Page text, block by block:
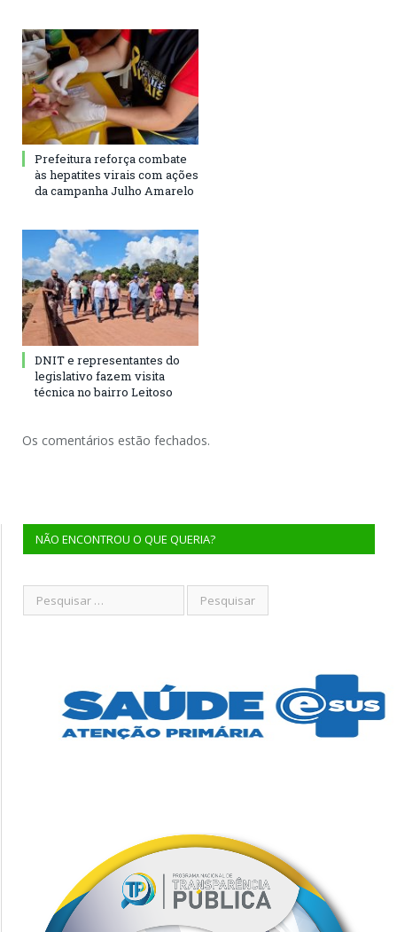
Prefeitura reforça combate
às hepatites virais com ações
da campanha Julho Amarelo
DNIT e representantes do
legislativo fazem visita
técnica no bairro Leitoso
Os comentários estão fechados.
NÃO ENCONTROU O QUE QUERIA?